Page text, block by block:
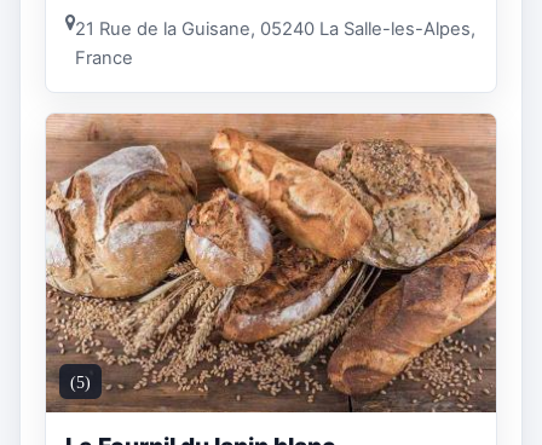
21 Rue de la Guisane, 05240 La Salle-les-Alpes,
France
(5)